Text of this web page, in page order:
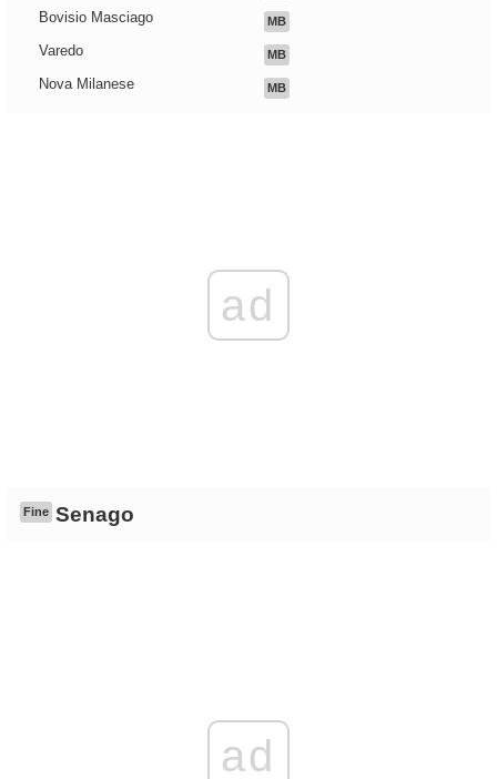
Bovisio Masciago MB
Varedo MB
Nova Milanese MB
ad
Fine Senago
ad